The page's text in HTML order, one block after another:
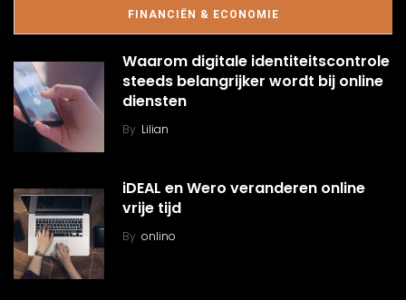
FINANCIËN & ECONOMIE
Waarom digitale identiteitscontrole
steeds belangrijker wordt bij online
diensten
By Lilian
iDEAL en Wero veranderen online
vrije tijd
By onlino